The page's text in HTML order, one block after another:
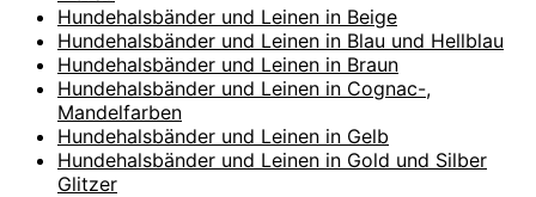
Hundehalsbänder und Leinen in Beige
Hundehalsbänder und Leinen in Blau und Hellblau
Hundehalsbänder und Leinen in Braun
Hundehalsbänder und Leinen in Cognac-,
Mandelfarben
Hundehalsbänder und Leinen in Gelb
Hundehalsbänder und Leinen in Gold und Silber
Glitzer